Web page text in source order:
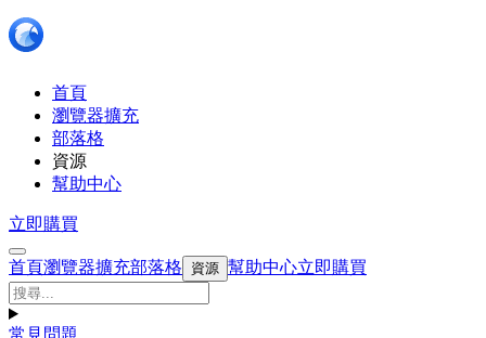
首頁
瀏覽器擴充
部落格
資源
幫助中心
立即購買
首頁瀏覽器擴充部落格 資源 幫助中心立即購買
常見問題